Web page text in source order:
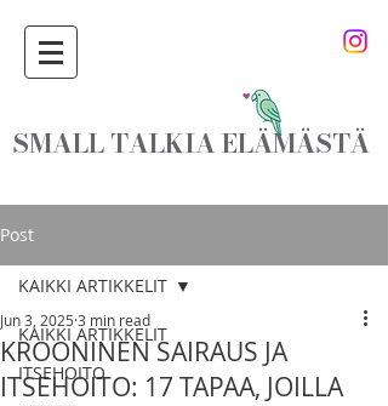
SMALL TALKIA ELÄMÄSTÄ
Post
KAIKKI ARTIKKELIT
ITSEHOITO
KAIKKI ARTIKKELIT
KROONINEN SAIRAUS JA
ITSEHOITO: 17 TAPAA, JOILLA
Jun 3, 2025 3 min read